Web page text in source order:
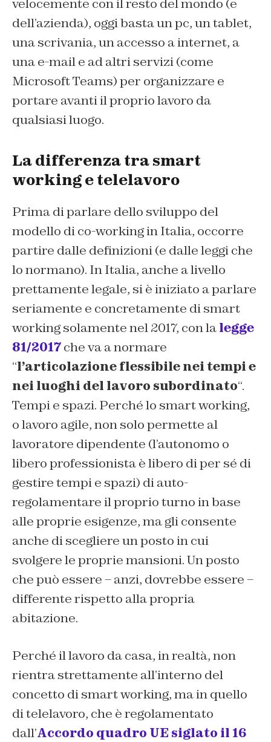
velocemente con il resto del mondo (e
dell’azienda), oggi basta un pc, un tablet,
una scrivania, un accesso a internet, a
una e-mail e ad altri servizi (come
Microsoft Teams) per organizzare e
portare avanti il proprio lavoro da
qualsiasi luogo.
La differenza tra smart
working e telelavoro
Prima di parlare dello sviluppo del
modello di co-working in Italia, occorre
partire dalle definizioni (e dalle leggi che
lo normano). In Italia, anche a livello
prettamente legale, si è iniziato a parlare
seriamente e concretamente di smart
working solamente nel 2017, con lalegge
81/2017che va a normare
“l’articolazione flessibile nei tempi e
nei luoghi del lavoro subordinato“.
Tempi e spazi. Perché lo smart working,
o lavoro agile, non solo permette al
lavoratore dipendente (l’autonomo o
libero professionista è libero di per sé di
gestire tempi e spazi) di auto-
regolamentare il proprio turno in base
alle proprie esigenze, ma gli consente
anche di scegliere un posto in cui
svolgere le proprie mansioni. Un posto
che può essere – anzi, dovrebbe essere –
differente rispetto alla propria
abitazione.
Perché il lavoro da casa, in realtà, non
rientra strettamente all’interno del
concetto di smart working, ma in quello
di telelavoro, che è regolamentato
dall’Accordo quadro UE siglato il 16